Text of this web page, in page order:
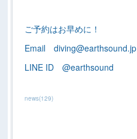
ご予約はお早めに！
Email diving@earthsound.jp
LINE ID @earthsound
news(129)